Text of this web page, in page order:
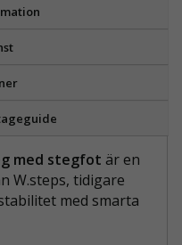
med stegfot är en
W.steps, tidigare
med smarta